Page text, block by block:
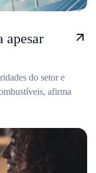
apesar
do setor e
afirma